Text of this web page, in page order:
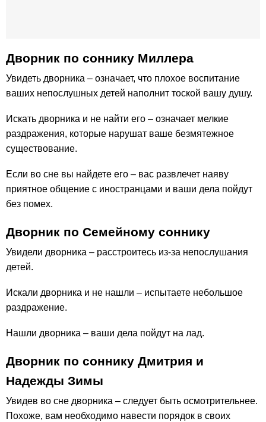
Дворник по cоннику Миллера
Увидеть дворника – означает, что плохое воспитание
ваших непослушных детей наполнит тоской вашу душу.
Искать дворника и не найти его – означает мелкие
раздражения, которые нарушат ваше безмятежное
существование.
Если во сне вы найдете его – вас развлечет наяву
приятное общение с иностранцами и ваши дела пойдут
без помех.
Дворник по Семейному соннику
Увидели дворника – расстроитесь из-за непослушания
детей.
Искали дворника и не нашли – испытаете небольшое
раздражение.
Нашли дворника – ваши дела пойдут на лад.
Дворник по соннику Дмитрия и
Надежды Зимы
Увидев во сне дворника – следует быть осмотрительнее.
Похоже, вам необходимо навести порядок в своих